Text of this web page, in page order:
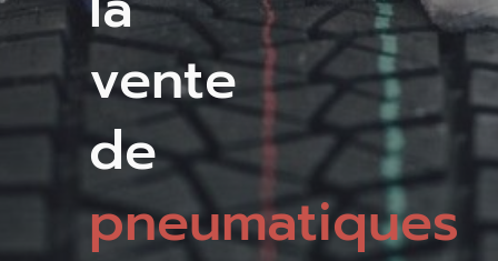
vente
de
pneumatiques